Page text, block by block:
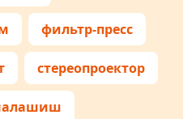
фильтр-пресс
стереопроектор